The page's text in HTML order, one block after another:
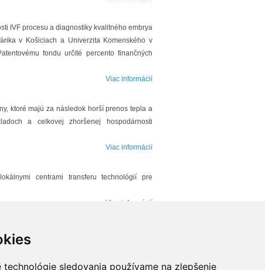
sledovania používame na zlepšenie
IVF procesu a diagnostiky kvalitného embrya
v Košiciach a Univerzita Komenského v
fondu určité percento finančných
Viac informácií
ktoré majú za následok horší prenos tepla a
a celkovej zhoršenej hospodárnosti
Viac informácií
centrami transferu technológií pre
Viac informácií
požiadali o posúdenie technického riešenia,
umelou pľúcnou ventiláciou.